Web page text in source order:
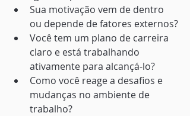
Sua motivação vem de dentro
ou depende de fatores externos?
Você tem um plano de carreira
claro e está trabalhando
ativamente para alcançá-lo?
Como você reage a desafios e
mudanças no ambiente de
trabalho?